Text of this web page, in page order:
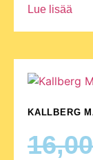
Lue lisää
KALLBERG